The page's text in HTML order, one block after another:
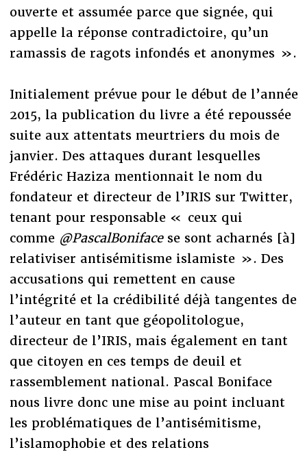
ouverte et assumée parce que signée, qui
appelle la réponse contradictoire, qu’un
ramassis de ragots infondés et anonymes ».
Initialement prévue pour le début de l’année
2015, la publication du livre a été repoussée
suite aux attentats meurtriers du mois de
janvier. Des attaques durant lesquelles
Frédéric Haziza mentionnait le nom du
fondateur et directeur de l’IRIS sur Twitter,
tenant pour responsable « ceux qui
comme @PascalBoniface se sont acharnés [à]
relativiser antisémitisme islamiste ». Des
accusations qui remettent en cause
l’intégrité et la crédibilité déjà tangentes de
l’auteur en tant que géopolitologue,
directeur de l’IRIS, mais également en tant
que citoyen en ces temps de deuil et
rassemblement national. Pascal Boniface
nous livre donc une mise au point incluant
les problématiques de l’antisémitisme,
l’islamophobie et des relations